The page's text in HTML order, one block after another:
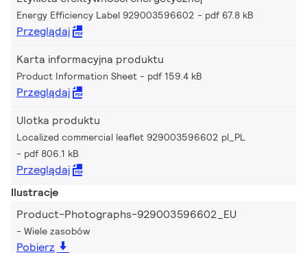
Energy Efficiency Label 929003596602 pdf 67.8 kB
Przeglądaj
Karta informacyjna produktu
Product Information Sheet pdf 159.4 kB
Przeglądaj
Ulotka produktu
Localized commercial leaflet 929003596602 pl_PL
pdf 806.1 kB
Przeglądaj
Ilustracje
Product-Photographs-929003596602_EU
Wiele zasobów
Pobierz